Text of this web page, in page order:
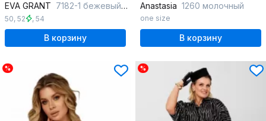
EVA GRANT 7182-1 бежевый_полоска
50, 52 , 54
В корзину
Anastasia 1260 молочный
one size
В корзину
% %